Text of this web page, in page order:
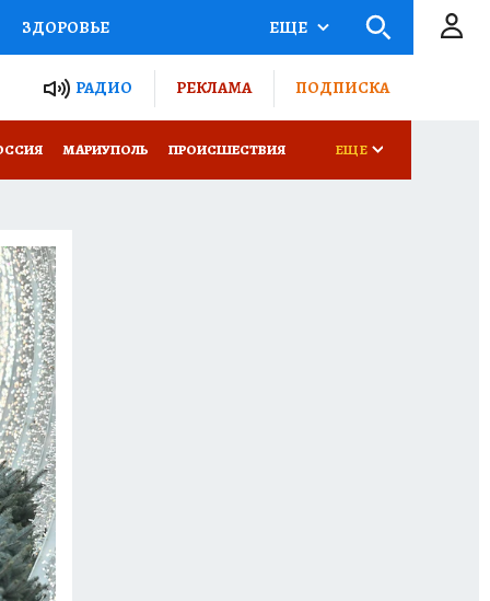
ЗДОРОВЬЕ
РОССИИ
ЕЩЕ
РАДИО РЕКЛАМА ПОДПИСКА
МАРИУПОЛЬ ПРОИСШЕСТВИЯ ЕЩЕ